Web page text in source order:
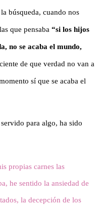
búsqueda, cuando nos
que pensaba “si los hijos
no se acaba el mundo,
de que verdad no van a
sí que se acaba el
para algo, ha sido
propias carnes las
he sentido la ansiedad de
la decepción de los